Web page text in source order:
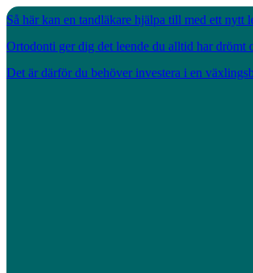
Så här kan en tandläkare hjälpa till med ett nytt
Ortodonti ger dig det leende du alltid har drömt
Det är därför du behöver investera i en